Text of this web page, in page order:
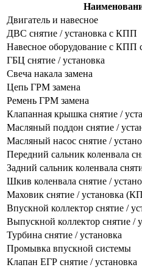
Двигатель и навесное
ДВС снятие / установка с КПП
Навесное оборудование с КПП
ГБЦ снятие / установка
Свеча накала замена
Цепь ГРМ замена
Ремень ГРМ замена
Клапанная крышка снятие /
Масляный поддон снятие /
Масляный насос снятие /
Передний сальник коленвала
Задний сальник коленвала
Шкив коленвала снятие /
Маховик снятие / установка
Впускной коллектор снятие /
Выпускной коллектор снятие /
Турбина снятие / установка
Промывка впускной системы
Клапан ЕГР снятие / установка